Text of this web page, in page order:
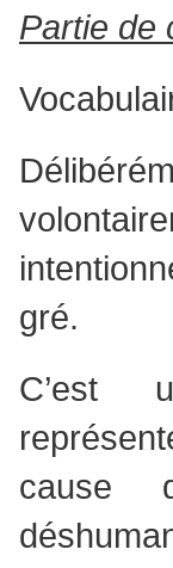
Partie de
gré.
C’est
cause